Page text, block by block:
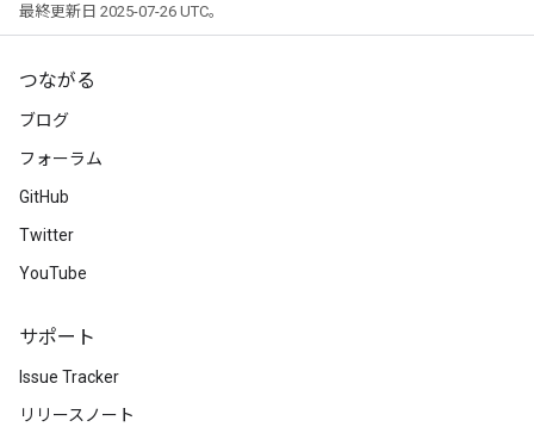
最終更新日 2025-07-26 UTC。
つながる
ブログ
フォーラム
GitHub
Twitter
YouTube
サポート
Issue Tracker
リリースノート